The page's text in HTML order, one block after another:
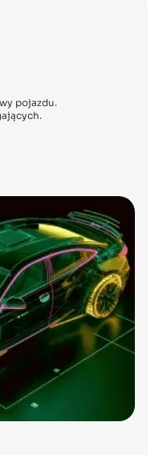
pojazdu.